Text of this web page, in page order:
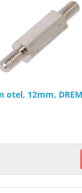
otel, 12mm,